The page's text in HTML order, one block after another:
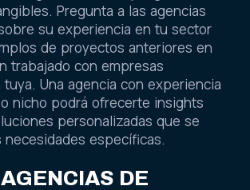
Pregunta a las agencias
su experiencia en tu sector
de proyectos anteriores en
trabajado con empresas
tuya. Una agencia con experiencia
nicho podrá ofrecerte insights
personalizadas que se
necesidades específicas.
DE